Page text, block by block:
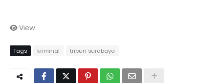
View
Tags kriminal tribun surabaya